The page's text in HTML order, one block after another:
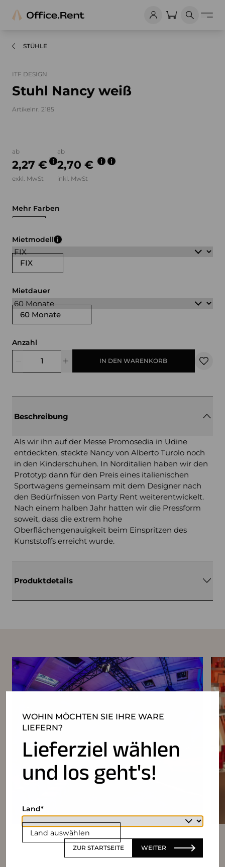
WOHIN MÖCHTEN SIE IHRE WARE
LIEFERN?
Lieferziel wählen
und los geht's!
Land auswählen
Land
ZUR STARTSEITE WEITER
STÜHLE
ITF DESIGN
Stuhl Nancy weiß
Artikelnr. 2185
ab
2,27 €
exkl. MwSt
ab
2,70 €
inkl. MwSt
Mehr Farben
FIX
Mietmodell
60 Monate
Mietdauer
Anzahl
IN DEN WARENKORB
Beschreibung
Als wir ihn auf der Messe Promosedia in Udine
entdeckten, steckte Nancy von Alberto Turolo noch
in den Kinderschuhen. In Norditalien haben wir den
Prototyp dann für den Preis eines italienischen
Sportwagens gemeinsam mit dem Designer nach
den Bedürfnissen von Party Rent weiterentwickelt.
Nach einem halben Jahr hatten wir die Pressform
soweit, dass die extrem hohe
Oberflächengenauigkeit beim Einspritzen des
Kunststoffs erreicht wurde.
Produktdetails